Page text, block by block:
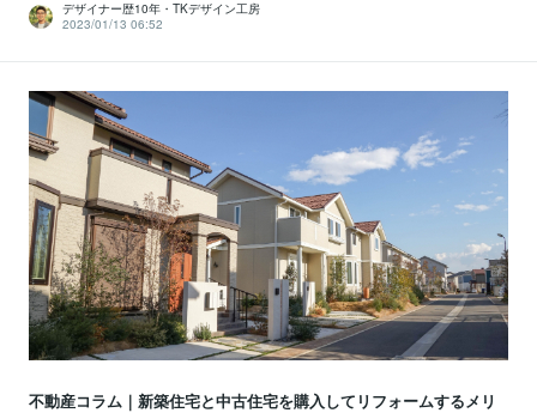
デザイナー歴10年・TKデザイン工房
2023/01/13 06:52
不動産コラム｜新築住宅と中古住宅を購入してリフォームするメリ